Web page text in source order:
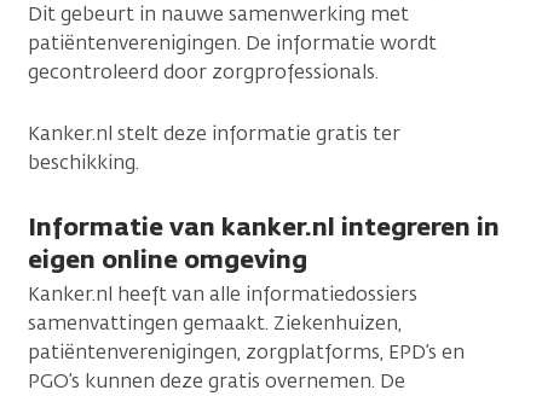
Dit gebeurt in nauwe samenwerking met
patiëntenverenigingen. De informatie wordt
gecontroleerd door zorgprofessionals.
Kanker.nl stelt deze informatie gratis ter
beschikking.
Informatie van kanker.nl integreren in
eigen online omgeving
Kanker.nl heeft van alle informatiedossiers
samenvattingen gemaakt. Ziekenhuizen,
patiëntenverenigingen, zorgplatforms, EPD’s en
PGO’s kunnen deze gratis overnemen. De